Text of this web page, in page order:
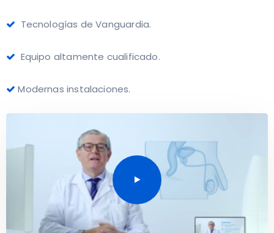
Tecnologías de Vanguardia.
Equipo altamente cualificado.
Modernas instalaciones.